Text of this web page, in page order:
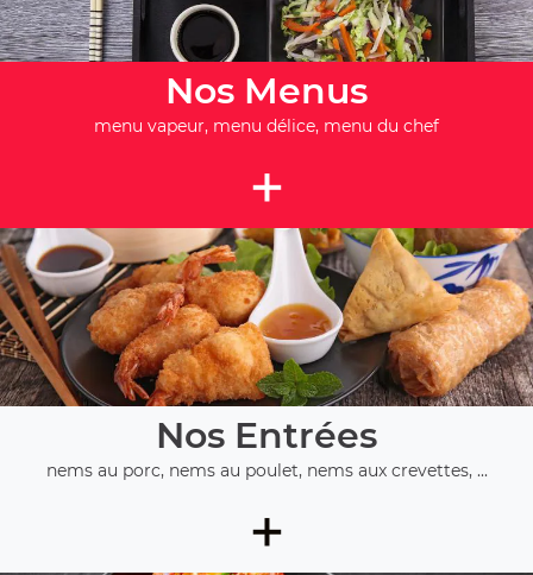
Nos Menus
menu vapeur, menu délice, menu du chef
+
Nos Entrées
nems au porc, nems au poulet, nems aux crevettes, ...
+